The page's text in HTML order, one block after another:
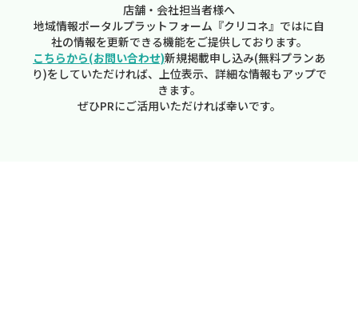
店舗・会社担当者様へ
地域情報ポータルプラットフォーム『クリコネ』ではに自
社の情報を更新できる機能をご提供しております。
こちらから(お問い合わせ)新規掲載申し込み(無料プランあ
り)をしていただければ、上位表示、詳細な情報もアップで
きます。
ぜひPRにご活用いただければ幸いです。